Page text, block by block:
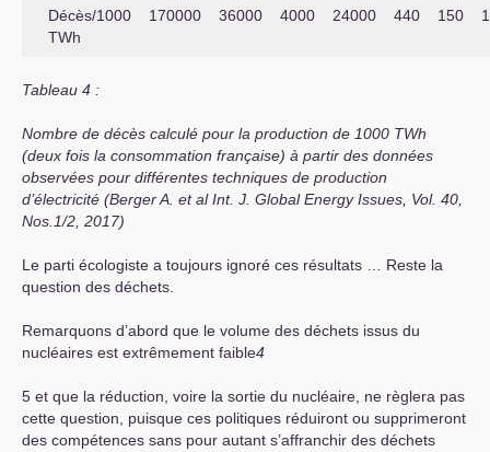
Décès/1000
TWh
170000 36000 4000 24000 440 150
Tableau 4 :
Nombre de décès calculé pour la production de 1000 TWh
(deux fois la consommation française) à partir des données
observées pour différentes techniques de production
d’électricité (Berger A. et al Int. J. Global Energy Issues, Vol. 40,
Nos.1/2, 2017)
Le parti écologiste a toujours ignoré ces résultats … Reste la
question des déchets.
Remarquons d’abord que le volume des déchets issus du
nucléaires est extrêmement faible4
5 et que la réduction, voire la sortie du nucléaire, ne règlera pas
cette question, puisque ces politiques réduiront ou supprimeront
des compétences sans pour autant s’affranchir des déchets